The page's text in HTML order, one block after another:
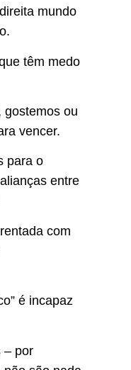
mundo
têm medo
gostemos ou
vencer.
para o
entre
com
é incapaz
– por